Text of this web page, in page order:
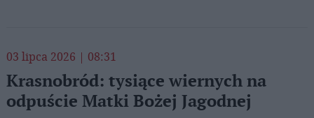
03 lipca 2026 | 08:31
Krasnobród: tysiące wiernych na
odpuście Matki Bożej Jagodnej